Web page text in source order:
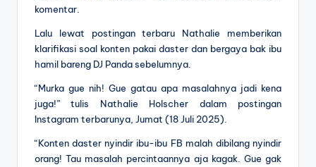
komentar.
Lalu lewat postingan terbaru Nathalie memberikan
klarifikasi soal konten pakai daster dan bergaya bak ibu
hamil bareng DJ Panda sebelumnya.
“Murka gue nih! Gue gatau apa masalahnya jadi kena
juga!” tulis Nathalie Holscher dalam postingan
Instagram terbarunya, Jumat (18 Juli 2025).
“Konten daster nyindir ibu-ibu FB malah dibilang nyindir
orang! Tau masalah percintaannya aja kagak. Gue gak